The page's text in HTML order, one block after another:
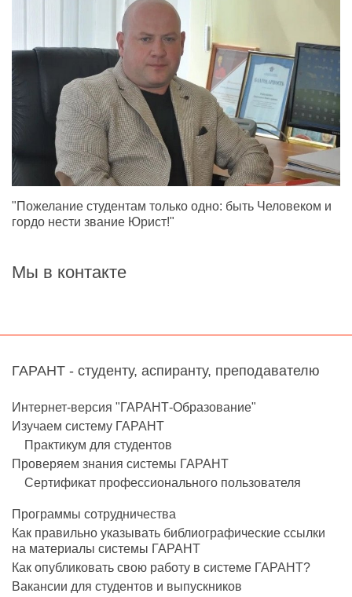
"Пожелание студентам только одно: быть Человеком и
гордо нести звание Юрист!"
Мы в контакте
ГАРАНТ - студенту, аспиранту, преподавателю
Интернет-версия "ГАРАНТ-Образование"
Изучаем систему ГАРАНТ
Практикум для студентов
Проверяем знания системы ГАРАНТ
Сертификат профессионального пользователя
Программы сотрудничества
Как правильно указывать библиографические ссылки
на материалы системы ГАРАНТ
Как опубликовать свою работу в системе ГАРАНТ?
Вакансии для студентов и выпускников